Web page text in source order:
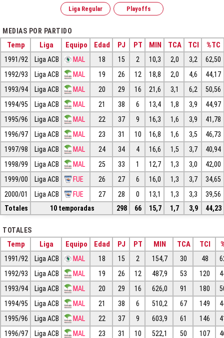
Liga Regular Playoffs
MEDIAS POR PARTIDO
Temp Liga Equipo Edad PJ PT MIN TCA TCI %TC
1991/92 Liga ACB MAL 18 15 2 10,3 2,0 3,2
62,50
1992/93
Liga ACB MAL 19 26 12 18,8 2,0 4,6
44,17
1993/94
Liga ACB MAL 20 29 16 21,6 3,1 6,2
50,56
1994/95
Liga ACB MAL 21 38 6 13,4 1,8 3,9
44,97
1995/96
Liga ACB MAL 22 37 9 16,3 1,6 3,9
41,78
1996/97
Liga ACB MAL 23 31 10 16,8 1,6 3,5
46,73
1997/98
Liga ACB MAL 24 34 4 16,6 1,5 3,7
40,94
1998/99
Liga ACB MAL 25 33 1 12,7 1,3 3,0
42,00
1999/00
Liga ACB FUE 26 27 6 16,0 1,3 3,7
34,65
2000/01
Liga ACB FUE 27 28 0 13,1 1,3 3,3
39,56
Totales
10 temporadas 298 66 15,7 1,7 3,9 44,23
TOTALES
Temp Liga Equipo Edad PJ PT MIN TCA TCI
1991/92 Liga ACB MAL 18 15 2 154,7 30 48
1992/93
Liga ACB MAL 19 26 12 487,9 53 120
1993/94
Liga ACB MAL 20 29 16 626,0 91 180
1994/95
Liga ACB MAL 21 38 6 510,2 67 149
1995/96
Liga ACB MAL 22 37 9 603,9 61 146
1996/97
Liga ACB MAL 23 31 10 522,1 50 107